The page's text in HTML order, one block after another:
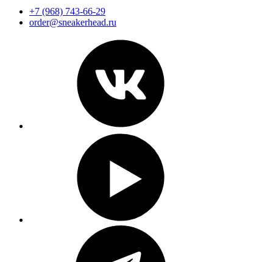
+7 (968) 743-66-29
order@sneakerhead.ru